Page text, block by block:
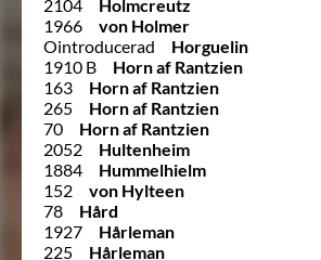
2104
Holmcreutz
1966
von Holmer
Ointroducerad
Horguelin
1910 B
Horn af Rantzien
163
Horn af Rantzien
265
Horn af Rantzien
70
Horn af Rantzien
2052
Hultenheim
1884
Hummelhielm
152
von Hylteen
78
Hård
1927
Hårleman
225
Hårleman